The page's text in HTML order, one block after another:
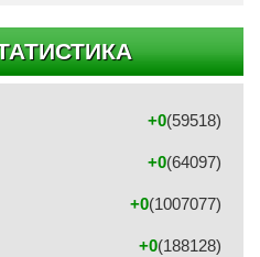
(59518)
+0
(64097)
+0
(1007077)
+0
(188128)
+0